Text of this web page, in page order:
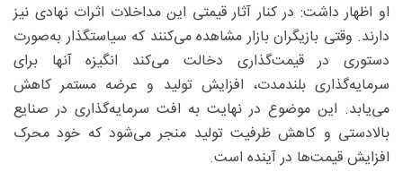
او اظهار داشت: در کنار آثار قیمتی این مداخلات اثرات نهادی نیز
دارند. وقتی بازیگران بازار مشاهده می‌کنند که سیاستگذار به‌صورت
دستوری در قیمت‌گذاری دخالت می‌کند انگیزه آنها برای
سرمایه‌گذاری بلندمدت، افزایش تولید و عرضه مستمر کاهش
می‌یابد. این موضوع در نهایت به افت سرمایه‌گذاری در صنایع
بالادستی و کاهش ظرفیت تولید منجر می‌شود که خود محرک
افزایش قیمت‌ها در آینده است.